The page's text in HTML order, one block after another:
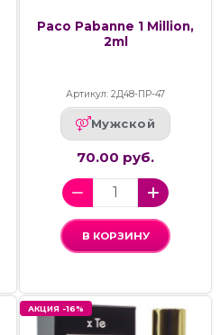
Paco Pabanne 1 Million,
2ml
Артикул: 2Д48-ПР-47
Мужской
70.00 руб.
В КОРЗИНУ
АКЦИЯ -16%